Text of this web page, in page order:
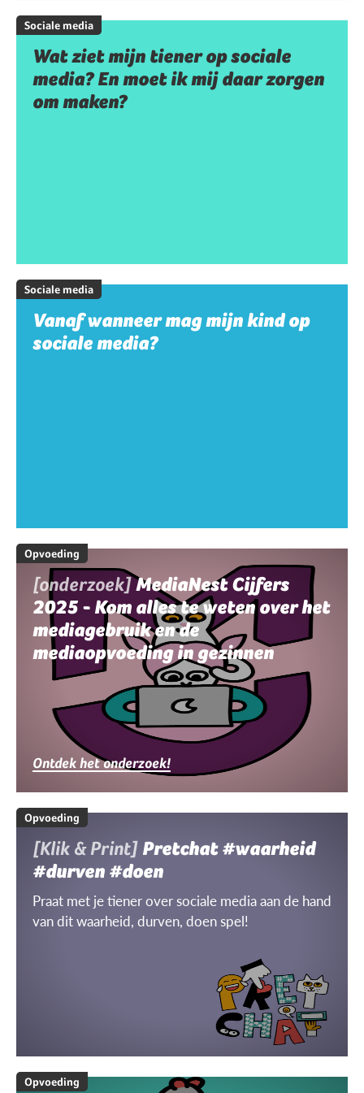
Sociale media
Wat ziet mijn tiener op sociale
media? En moet ik mij daar zorgen
om maken?
Sociale media
Vanaf wanneer mag mijn kind op
sociale media?
Opvoeding
[onderzoek]MediaNest Cijfers
2025 - Kom alles te weten over het
mediagebruik en de
mediaopvoeding in gezinnen
Ontdek het onderzoek!
Opvoeding
[Klik & Print] Pretchat #waarheid
#durven #doen
Praat met je tiener over sociale media aan de hand
van dit waarheid, durven, doen spel!
Opvoeding